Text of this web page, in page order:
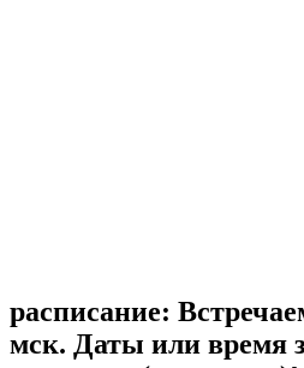
расписание:
мск. Даты или время